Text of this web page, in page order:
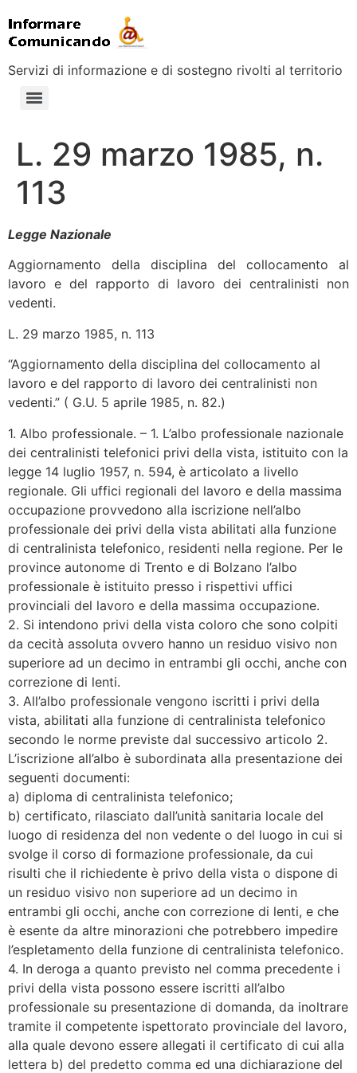
Servizi di informazione e di sostegno rivolti al territorio
L. 29 marzo 1985, n.
113
Legge Nazionale
Aggiornamento della disciplina del collocamento al
lavoro e del rapporto di lavoro dei centralinisti non
vedenti.
L. 29 marzo 1985, n. 113
“Aggiornamento della disciplina del collocamento al
lavoro e del rapporto di lavoro dei centralinisti non
vedenti.” ( G.U. 5 aprile 1985, n. 82.)
1. Albo professionale. – 1. L’albo professionale nazionale
dei centralinisti telefonici privi della vista, istituito con la
legge 14 luglio 1957, n. 594, è articolato a livello
regionale. Gli uffici regionali del lavoro e della massima
occupazione provvedono alla iscrizione nell’albo
professionale dei privi della vista abilitati alla funzione
di centralinista telefonico, residenti nella regione. Per le
province autonome di Trento e di Bolzano l’albo
professionale è istituito presso i rispettivi uffici
provinciali del lavoro e della massima occupazione.
2. Si intendono privi della vista coloro che sono colpiti
da cecità assoluta ovvero hanno un residuo visivo non
superiore ad un decimo in entrambi gli occhi, anche con
correzione di lenti.
3. All’albo professionale vengono iscritti i privi della
vista, abilitati alla funzione di centralinista telefonico
secondo le norme previste dal successivo articolo 2.
L’iscrizione all’albo è subordinata alla presentazione dei
seguenti documenti:
a) diploma di centralinista telefonico;
b) certificato, rilasciato dall’unità sanitaria locale del
luogo di residenza del non vedente o del luogo in cui si
svolge il corso di formazione professionale, da cui
risulti che il richiedente è privo della vista o dispone di
un residuo visivo non superiore ad un decimo in
entrambi gli occhi, anche con correzione di lenti, e che
è esente da altre minorazioni che potrebbero impedire
l’espletamento della funzione di centralinista telefonico.
4. In deroga a quanto previsto nel comma precedente i
privi della vista possono essere iscritti all’albo
professionale su presentazione di domanda, da inoltrare
tramite il competente ispettorato provinciale del lavoro,
alla quale devono essere allegati il certificato di cui alla
lettera b) del predetto comma ed una dichiarazione del